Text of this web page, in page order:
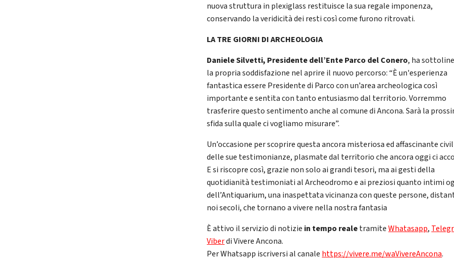
nuova struttura in plexiglass restituisce la sua regale imponenza,
conservando la veridicità dei resti così come furono ritrovati.
LA TRE GIORNI DI ARCHEOLOGIA
Daniele Silvetti, Presidente dell’Ente Parco del Conero, ha
la propria soddisfazione nel aprire il nuovo percorso: “È un'esperienza
fantastica essere Presidente di Parco con un’area archeologica così
importante e sentita con tanto entusiasmo dal territorio. Vorremmo
trasferire questo sentimento anche al comune di Ancona. Sarà la
sfida sulla quale ci vogliamo misurare”.
Un’occasione per scoprire questa ancora misteriosa ed affascinante
delle sue testimonianze, plasmate dal territorio che ancora oggi ci
E si riscopre così, grazie non solo ai grandi tesori, ma ai gesti della
quotidianità testimoniati al Archeodromo e ai preziosi quanto intimi
dell’Antiquarium, una inaspettata vicinanza con queste persone,
noi secoli, che tornano a vivere nella nostra fantasia
È attivo il servizio di notizie in tempo realetramiteWhatasapp,
Viberdi Vivere Ancona.
Per Whatsapp iscriversi al canale https://vivere.me/waVivereAncona.